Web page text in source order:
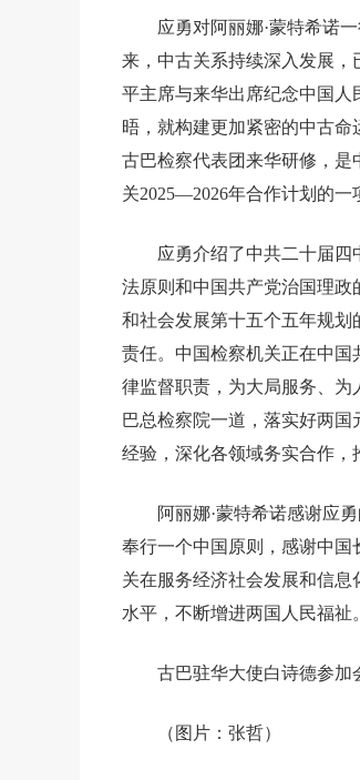
应勇对阿丽娜·蒙特希诺
来，中古关系持续深入发展
平主席与来华出席纪念中国人
晤，就构建更加紧密的中古
古巴检察代表团来华研修，
关2025—2026年合作计划的一
应勇介绍了中共二十届
法原则和中国共产党治国理
和社会发展第十五个五年规划
责任。中国检察机关正在中
律监督职责，为大局服务、
巴总检察院一道，落实好两
经验，深化各领域务实合作，
阿丽娜·蒙特希诺感谢应
奉行一个中国原则，感谢中
关在服务经济社会发展和信
水平，不断增进两国人民福祉。
古巴驻华大使白诗德参加
（图片：张哲）